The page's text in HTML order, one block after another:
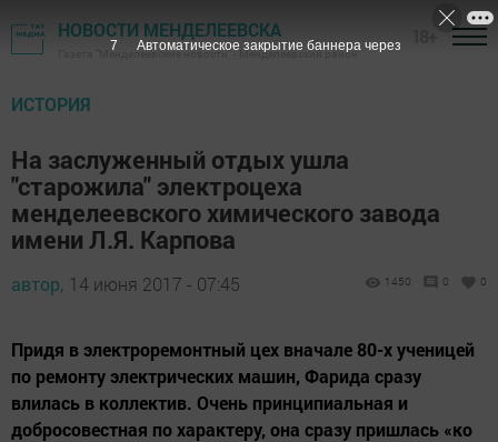
НОВОСТИ МЕНДЕЛЕЕВСКА
Газета "Менделеевские новости" - Менделеевский район
ИСТОРИЯ
На заслуженный отдых ушла
"старожила" электроцеха
менделеевского химического завода
имени Л.Я. Карпова
автор, 14 июня 2017 - 07:45 1450 0 0
Придя в электроремонтный цех вначале 80-х ученицей
по ремонту электрических машин, Фарида сразу
влилась в коллектив. Очень принципиальная и
добросовестная по характеру, она сразу пришлась «ко
7 Автоматическое закрытие баннера через